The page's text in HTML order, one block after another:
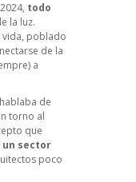
todo
la luz.
vida, poblado
de la
a
de
torno al
que
sector
poco